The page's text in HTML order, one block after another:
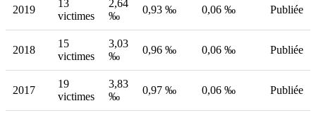
2019
13
victimes
2,64
‰
0,93 ‰ 0,06 ‰ Publiée
2018
15
victimes
3,03
‰
0,96 ‰ 0,06 ‰ Publiée
2017
19
victimes
3,83
‰
0,97 ‰ 0,06 ‰ Publiée